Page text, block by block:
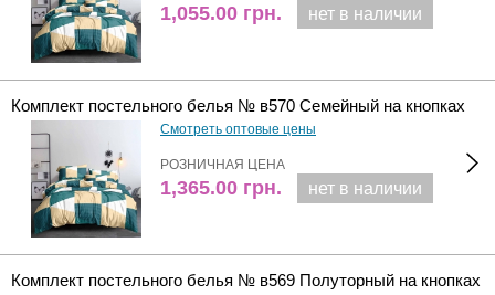
1,055.00 грн. нет в наличии
Комплект постельного белья № в570 Семейный на кнопках
Смотреть оптовые цены
РОЗНИЧНАЯ ЦЕНА
1,365.00 грн. нет в наличии
Комплект постельного белья № в569 Полуторный на кнопках